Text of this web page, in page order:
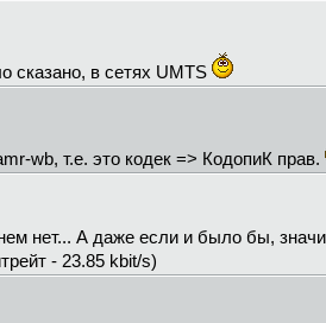
сказано, в сетях UMTS
wb, т.е. это кодек => КодопиК прав.
нет... А даже если и было бы,
- 23.85 kbit/s)